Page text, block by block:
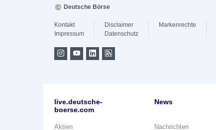
Deutsche Börse
Kontakt
Impressum
Disclaimer
Datenschutz
Markenrechte
live.deutsche-
boerse.com
Aktien
News
Nachrichten